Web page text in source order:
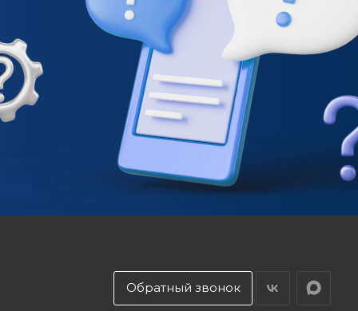
Обратный звонок